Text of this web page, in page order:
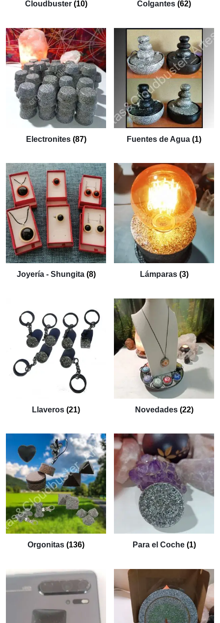
Cloudbuster (10) Colgantes (62)
Electronites (87) Fuentes de Agua (1)
Joyería - Shungita (8) Lámparas (3)
Llaveros (21) Novedades (22)
Orgonitas (136) Para el Coche (1)